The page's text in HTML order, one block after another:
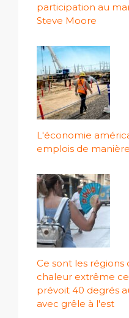
participation au
Steve Moore
L'économie
emplois de
Ce sont les régions
chaleur extrême
prévoit 40 degrés
avec grêle à l'est